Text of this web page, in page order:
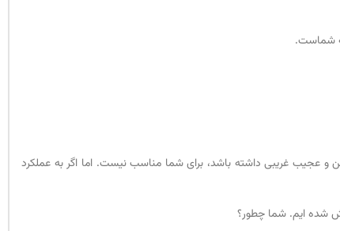
شماست.
عجیب غریبی داشته باشد، برای شما مناسب نیست. اما اگر به عملکرد
شده ایم. شما چطور؟